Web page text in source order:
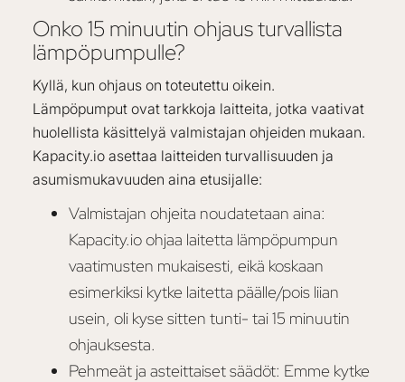
Onko 15 minuutin ohjaus turvallista
lämpöpumpulle?
Kyllä, kun ohjaus on toteutettu oikein.
Lämpöpumput ovat tarkkoja laitteita, jotka vaativat
huolellista käsittelyä valmistajan ohjeiden mukaan.
Kapacity.io asettaa laitteiden turvallisuuden ja
asumismukavuuden aina etusijalle:
Valmistajan ohjeita noudatetaan aina:
Kapacity.io ohjaa laitetta lämpöpumpun
vaatimusten mukaisesti, eikä koskaan
esimerkiksi kytke laitetta päälle/pois liian
usein, oli kyse sitten tunti- tai 15 minuutin
ohjauksesta.
Pehmeät ja asteittaiset säädöt: Emme kytke